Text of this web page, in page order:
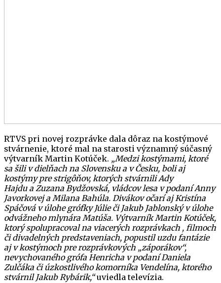
RTVS pri novej rozprávke dala dôraz na kostýmové
stvárnenie, ktoré mal na starosti významný súčasný
výtvarník Martin Kotúček. „Medzi kostýmami, ktoré
sa šili v dielňach na Slovensku a v Česku, boli aj
kostýmy pre strigôňov, ktorých stvárnili Ady
Hajdu a Zuzana Bydžovská, vládcov lesa v podaní Anny
Javorkovej a Milana Bahúla. Divákov očarí aj Kristína
Spáčová v úlohe grófky Júlie či Jakub Jablonský v úlohe
odvážneho mlynára Matúša. Výtvarník Martin Kotúček,
ktorý spolupracoval na viacerých rozprávkach , filmoch
či divadelných predstaveniach, popustil uzdu fantázie
aj v kostýmoch pre rozprávkových „záporákov“,
nevychovaného grófa Henricha v podaní Daniela
Zulčáka či úzkostlivého komorníka Vendelína, ktorého
stvárnil Jakub Rybárik,“uviedla televízia.